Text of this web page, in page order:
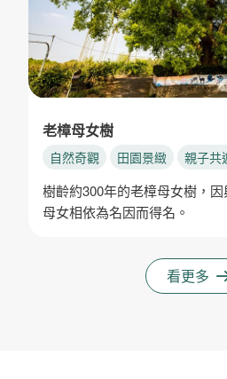
老樟母女樹
自然奇觀 田園景緻 親子共
樹齡約300年的老樟母女樹，
母女相依為名因而得名。
看更多